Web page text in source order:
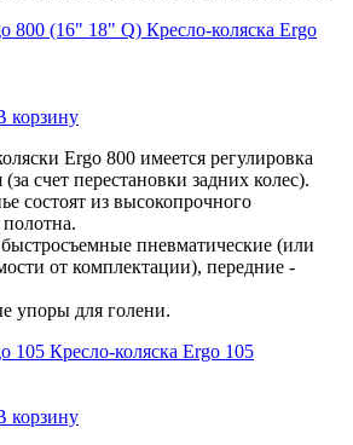
Кресло-коляска Ergo
корзину
Ergo 800 имеется регулировка
счет перестановки задних колес).
состоят из высокопрочного
полотна.
пневматические (или
от комплектации), передние -
упоры для голени.
Кресло-коляска Ergo 105
корзину